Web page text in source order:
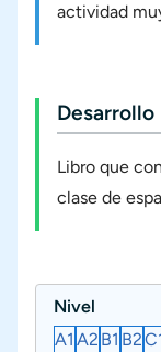
actividad
Desarrollo
Libro que
clase de
Nivel
A1 A2 B1 B2